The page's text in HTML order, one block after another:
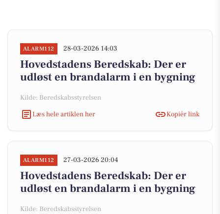
ALARM112 28-03-2026 14:03
Hovedstadens Beredskab: Der er
udløst en brandalarm i en bygning
Kilde: Beredskabsstyrelsen
Læs hele artiklen her
Kopiér link
ALARM112 27-03-2026 20:04
Hovedstadens Beredskab: Der er
udløst en brandalarm i en bygning
Kilde: Beredskabsstyrelsen